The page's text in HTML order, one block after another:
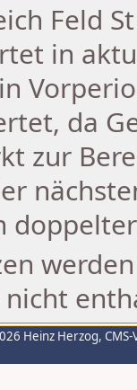
Feld
in
da
zur
Heinz Herzog,